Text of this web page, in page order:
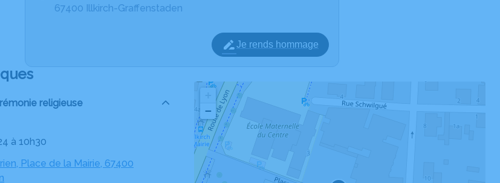
67400 Illkirch-Graffenstaden
Je rends hommage
religieuse
à 10h30
Place de la Mairie, 67400
−